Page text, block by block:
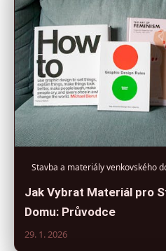
Stavba a materiály venkovského
Jak Vybrat Materiál pro
Domu: Průvodce
29. 1. 2026